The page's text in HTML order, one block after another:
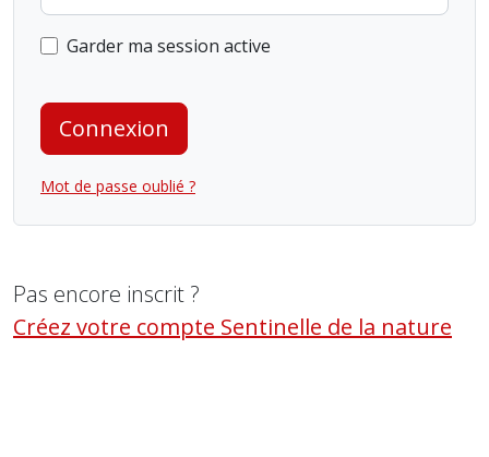
Garder ma session active
Connexion
Mot de passe oublié ?
Pas encore inscrit ?
Créez votre compte Sentinelle de la nature